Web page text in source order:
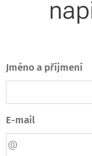
Jméno a příjmení
E-mail